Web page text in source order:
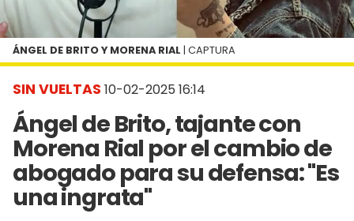
SIN VUELTAS 10-02-2025 16:14
Ángel de Brito, tajante con
Morena Rial por el cambio de
abogado para su defensa: "Es
una ingrata"
ÁNGEL DE BRITO Y MORENA RIAL | CAPTURA